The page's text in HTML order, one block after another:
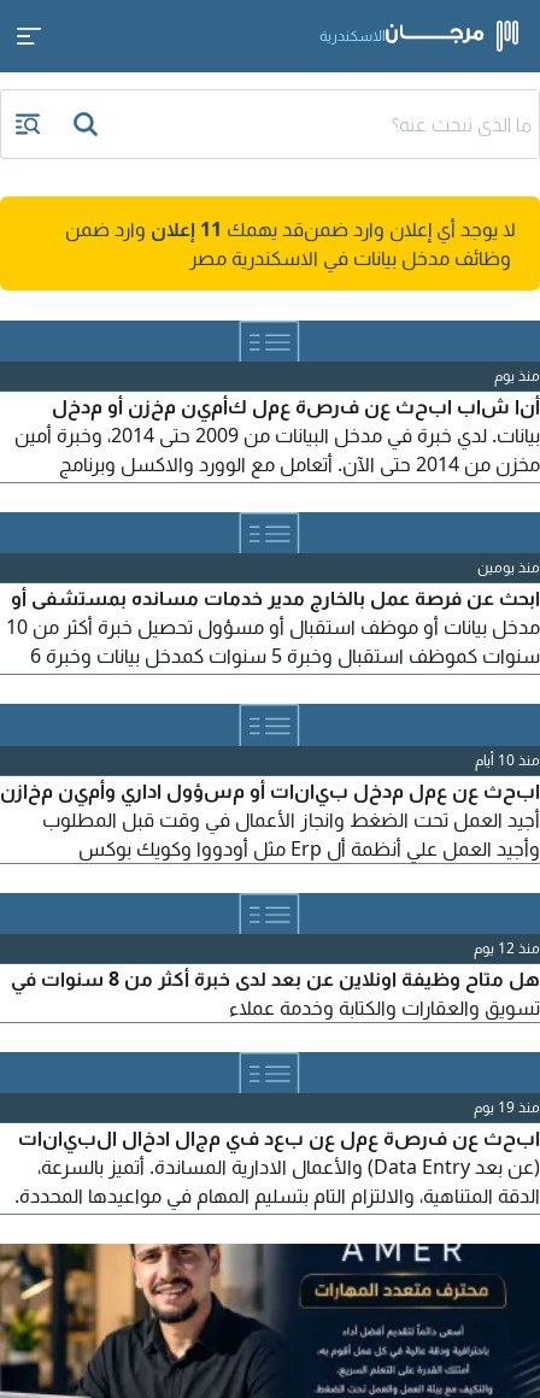
الاسكندرية
لا يوجد أي إعلان وارد ضمنقد يهمك 11 إعلان
وارد ضمن
وظائف مدخل بيانات في الاسكندرية مصر
منذ يوم
أنا شاب ابحث عن فرصة عمل كأمين مخزن أو مدخل
بيانات. لدي خبرة في مدخل البيانات من 2009 حتى 2014، وخبرة أمين
مخزن من 2014 حتى الآن. أتعامل مع الوورد والاكسل وبرنامج
منذ يومين
ابحث عن فرصة عمل بالخارج مدير خدمات مسانده بمستشفى أو
مدخل بيانات أو موظف استقبال أو مسؤول تحصيل خبرة أكثر من 10
سنوات كموظف استقبال وخبرة 5 سنوات كمدخل بيانات وخبرة 6
منذ 10 أيام
ابحث عن عمل مدخل بيانات أو مسؤول اداري وأمين مخازن
أجيد العمل تحت الضغط وانجاز الأعمال في وقت قبل المطلوب
وأجيد العمل علي أنظمة أل Erp مثل أودووا وكويك بوكس
منذ 12 يوم
هل متاح وظيفة اونلاين عن بعد لدى خبرة أكثر من 8 سنوات في
تسويق والعقارات والكتابة وخدمة عملاء
منذ 19 يوم
ابحث عن فرصة عمل عن بعد في مجال ادخال البيانات
(عن بعد Data Entry) والأعمال الادارية المساندة. أتميز بالسرعة،
الدقة المتناهية، والالتزام التام بتسليم المهام في مواعيدها المحددة.
Word - Excel - PowerPoint يمكنني أيضا عمل سيرة ذاتية بصيغة